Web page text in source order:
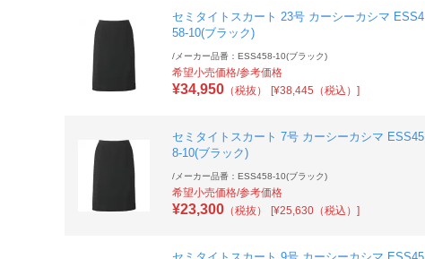
セミタイトスカート 23号 カーシーカシマ ESS4
58-10(ブラック)
/ メーカー品番：ESS458-10(ブラック)
希望小売価格/参考価格
¥34,950 （税抜） [¥38,445（税込）]
セミタイトスカート 7号 カーシーカシマ ESS45
8-10(ブラック)
/ メーカー品番：ESS458-10(ブラック)
希望小売価格/参考価格
¥23,300 （税抜） [¥25,630（税込）]